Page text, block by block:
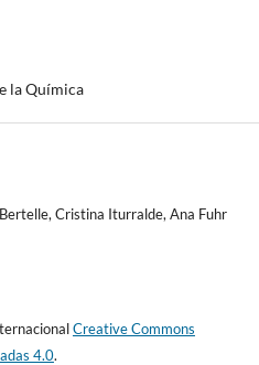
la Química
Cristina Iturralde, Ana Fuhr
Creative Commons
4.0.